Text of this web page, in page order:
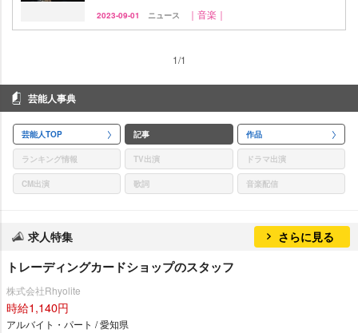
2023-09-01 ニュース ｜音楽｜
1/1
芸能人事典
芸能人TOP 記事 作品
ランキング情報 TV出演 ドラマ出演
CM出演 歌詞 音楽配信
求人特集 さらに見る
トレーディングカードショップのスタッフ
株式会社Rhyolite
時給1,140円
アルバイト・パート / 愛知県